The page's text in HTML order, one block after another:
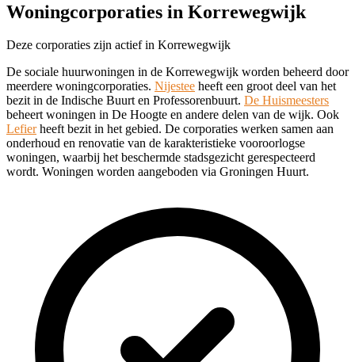
Woningcorporaties in Korrewegwijk
Deze corporaties zijn actief in Korrewegwijk
De sociale huurwoningen in de Korrewegwijk worden beheerd door
meerdere woningcorporaties. Nijestee heeft een groot deel van het
bezit in de Indische Buurt en Professorenbuurt. De Huismeesters
beheert woningen in De Hoogte en andere delen van de wijk. Ook
Lefierheeft bezit in het gebied. De corporaties werken samen aan
onderhoud en renovatie van de karakteristieke vooroorlogse
woningen, waarbij het beschermde stadsgezicht gerespecteerd
wordt. Woningen worden aangeboden via Groningen Huurt.